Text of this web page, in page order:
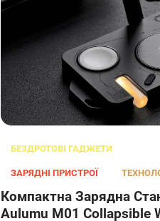
БЕЗДРОТОВІ ГАДЖЕТИ
ЗАРЯДНІ ПРИСТРОЇ
Компактна Зарядна
Aulumu M01 Collapsible